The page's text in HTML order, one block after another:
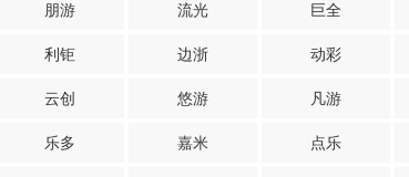
朋游 流光 巨全
利钜 边浙 动彩
云创 悠游 凡游
乐多 嘉米 点乐